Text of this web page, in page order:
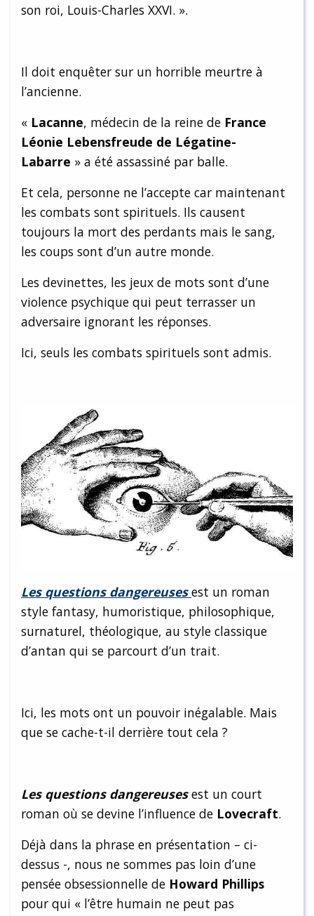
son roi, Louis-Charles XXVI. ».
Il doit enquêter sur un horrible meurtre à
l’ancienne.
« Lacanne, médecin de la reine de France
Léonie Lebensfreude de Légatine-
Labarre » a été assassiné par balle.
Et cela, personne ne l’accepte car maintenant
les combats sont spirituels. Ils causent
toujours la mort des perdants mais le sang,
les coups sont d’un autre monde.
Les devinettes, les jeux de mots sont d’une
violence psychique qui peut terrasser un
adversaire ignorant les réponses.
Ici, seuls les combats spirituels sont admis.
Les questions dangereusesest un roman
style fantasy, humoristique, philosophique,
surnaturel, théologique, au style classique
d’antan qui se parcourt d’un trait.
Ici, les mots ont un pouvoir inégalable. Mais
que se cache-t-il derrière tout cela ?
Les questions dangereusesest un court
roman où se devine l’influence de Lovecraft.
Déjà dans la phrase en présentation – ci-
dessus -, nous ne sommes pas loin d’une
pensée obsessionnelle de Howard Phillips
pour qui « l’être humain ne peut pas